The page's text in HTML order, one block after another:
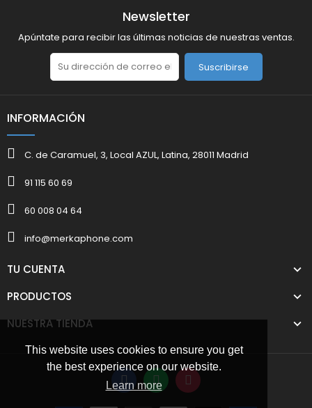
This website uses cookies to ensure you get
the best experience on our website.
Learn more
Newsletter
Apúntate para recibir las últimas noticias de nuestras ventas.
Suscribirse
INFORMACIÓN
C. de Caramuel, 3, Local AZUL, Latina, 28011 Madrid
91 115 60 69
60 008 04 64
info@merkaphone.com
TU CUENTA
PRODUCTOS
NUESTRA TIENDA